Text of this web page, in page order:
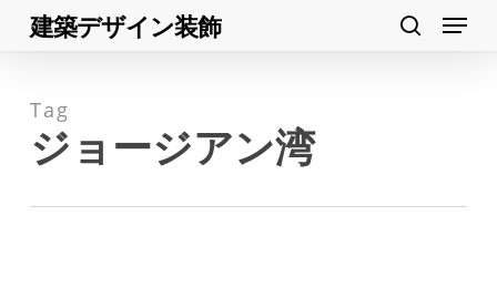
Skip
content
建築デザイン装飾 Menu
Tag
ジョージアン湾